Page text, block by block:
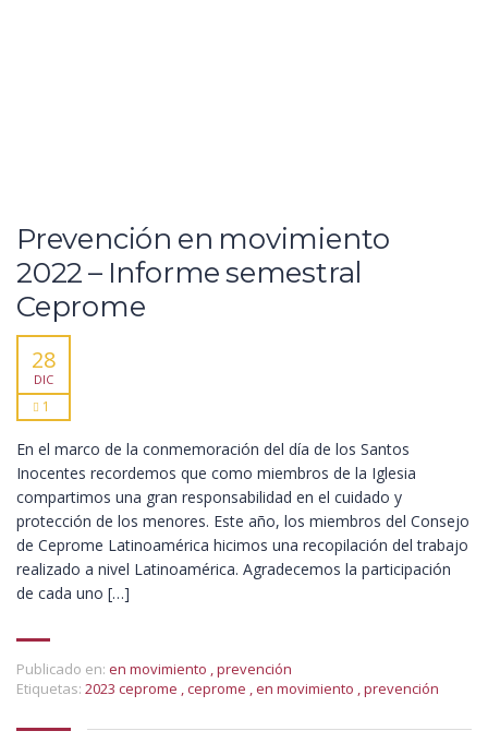
Prevención en movimiento
2022 – Informe semestral
Ceprome
28
DIC
1
En el marco de la conmemoración del día de los Santos
Inocentes recordemos que como miembros de la Iglesia
compartimos una gran responsabilidad en el cuidado y
protección de los menores. Este año, los miembros del Consejo
de Ceprome Latinoamérica hicimos una recopilación del trabajo
realizado a nivel Latinoamérica. Agradecemos la participación
de cada uno […]
Publicado en: en movimiento ,prevención
Etiquetas: 2023 ceprome ,ceprome ,en movimiento ,prevención